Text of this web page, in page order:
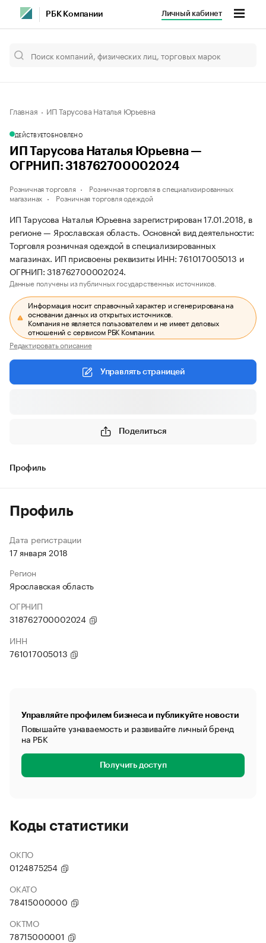
РБК Компании Личный кабинет
Главная ИП Тарусова Наталья Юрьевна
ДЕЙСТВУЕТОБНОВЛЕНО
ИП Тарусова Наталья Юрьевна —
ОГРНИП: 318762700002024
Розничная торговля
Розничная торговля в специализированных
магазинах
Розничная торговля одеждой
ИП Тарусова Наталья Юрьевна зарегистрирован 17.01.2018, в
регионе — Ярославская область. Основной вид деятельности:
Торговля розничная одеждой в специализированных
магазинах. ИП присвоены реквизиты ИНН: 761017005013 и
ОГРНИП: 318762700002024.
Данные получены из публичных государственных источников.
Информация носит справочный характер и сгенерирована на
основании данных из открытых источников.
Компания не является пользователем и не имеет деловых
отношений с сервисом РБК Компании.
Редактировать описание
Управлять страницей
Поделиться
Профиль
Профиль
Дата регистрации
17 января 2018
Регион
Ярославская область
ОГРНИП
318762700002024
ИНН
761017005013
Управляйте профилем бизнеса и публикуйте новости
Повышайте узнаваемость и развивайте личный бренд
на РБК
Получить доступ
Коды статистики
ОКПО
0124875254
ОКАТО
78415000000
ОКТМО
78715000001